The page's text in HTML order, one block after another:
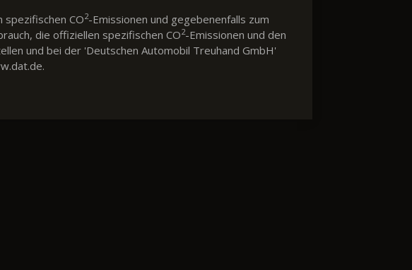
CO2-Emissionen und gegebenenfalls zum
die offiziellen spezifischen CO2-Emissionen und den
und bei der 'Deutschen Automobil Treuhand GmbH'